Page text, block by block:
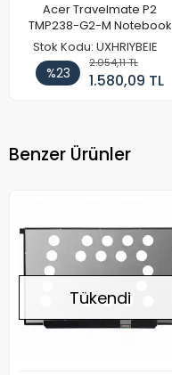
Acer Travelmate P2
TMP238-G2-M Notebook
Ekran Paneli
Stok Kodu: UXHRIYBEIE
%23
2.054,11 TL
1.580,09 TL
Benzer Ürünler
Tükendi